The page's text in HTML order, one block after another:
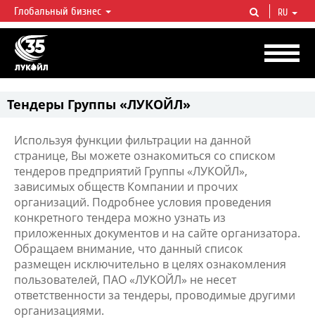
ЛУКОЙЛ СЕГОДНЯ
ЛУКОЙЛ — одна из крупнейших вертикально интегрированных
нефтегазовых компаний в мире, на долю которой приходится более 2%
мировой добычи нефти и около 1% доказанных запасов углеводородов.
Глобальный бизнес RU
Тендеры Группы «ЛУКОЙЛ»
Используя функции фильтрации на данной
странице, Вы можете ознакомиться со списком
тендеров предприятий Группы «ЛУКОЙЛ»,
зависимых обществ Компании и прочих
организаций. Подробнее условия проведения
конкретного тендера можно узнать из
приложенных документов и на сайте организатора.
Обращаем внимание, что данный список
размещен исключительно в целях ознакомления
пользователей, ПАО «ЛУКОЙЛ» не несет
ответственности за тендеры, проводимые другими
организациями.